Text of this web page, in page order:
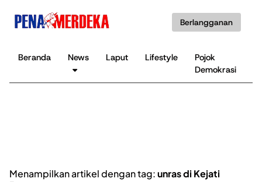
Berlangganan
Beranda News Laput Lifestyle
Pojok
Demokrasi
Menampilkan artikel dengan tag:unras di Kejati